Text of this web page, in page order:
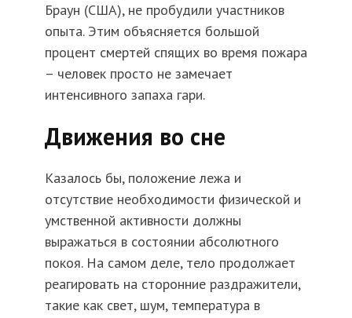
Браун (США), не пробудили участников
опыта. Этим объясняется большой
процент смертей спящих во время пожара
– человек просто не замечает
интенсивного запаха гари.
Движения во сне
Казалось бы, положение лежа и
отсутствие необходимости физической и
умственной активности должны
выражаться в состоянии абсолютного
покоя. На самом деле, тело продолжает
реагировать на сторонние раздражители,
такие как свет, шум, температура в